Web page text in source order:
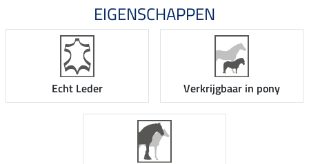
EIGENSCHAPPEN
Echt Leder Verkrijgbaar in pony